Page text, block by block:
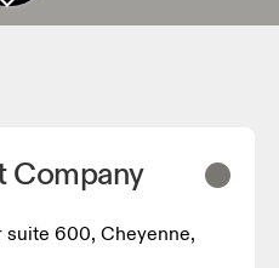
Company
suite 600, Cheyenne,